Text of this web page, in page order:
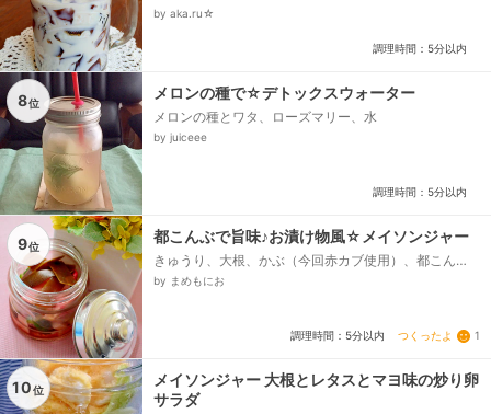
by aka.ru☆
調理時間：5分以内
8位
メロンの種で☆デトックスウォーター
メロンの種とワタ、ローズマリー、水
by juiceee
調理時間：5分以内
9位
都こんぶで旨味♪お漬け物風☆メイソンジャー
きゅうり、大根、かぶ（今回赤カブ使用）、都こん
ぶ、●ポン酢
by まめもにお
調理時間：5分以内 つくったよ 1
10位
メイソンジャー 大根とレタスとマヨ味の炒り卵
サラダ